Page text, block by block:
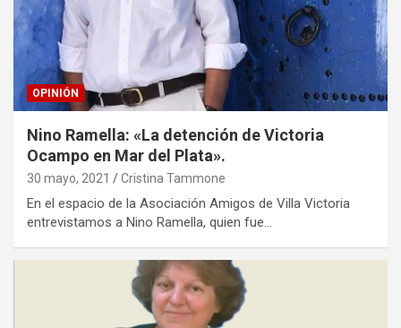
OPINIÓN
Nino Ramella: «La detención de Victoria
Ocampo en Mar del Plata».
30 mayo, 2021 Cristina Tammone
En el espacio de la Asociación Amigos de Villa Victoria
entrevistamos a Nino Ramella, quien fue…